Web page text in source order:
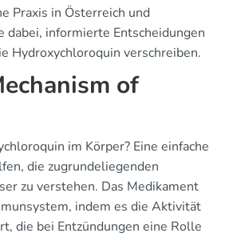
Praxis in Österreich und
dabei, informierte Entscheidungen
Hydroxychloroquin verschreiben.
of
im Körper? Eine einfache
die zugrundeliegenden
zu verstehen. Das Medikament
indem es die Aktivität
die bei Entzündungen eine Rolle